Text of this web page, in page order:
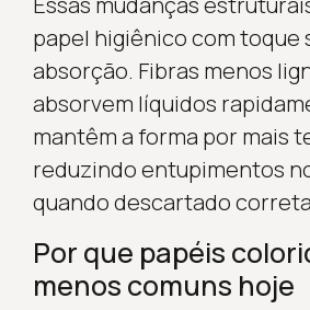
papel higiênico com toque
absorção. Fibras menos
absorvem líquidos
mantêm a forma por mais
reduzindo entupimentos
quando descartado
Por que papéis
menos comuns hoje